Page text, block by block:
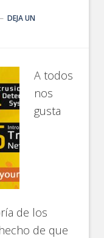
DEJA UN
A todos
nos
gusta
de los
de que